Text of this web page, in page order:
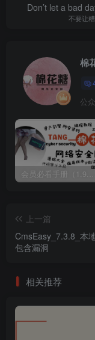
Don’t let a bad
不要让
棉
公
会员必看手册（1.9.0版本 26.4.5更新）
上一篇
CmsEasy_7.3.8_本
包含漏洞
相关推荐